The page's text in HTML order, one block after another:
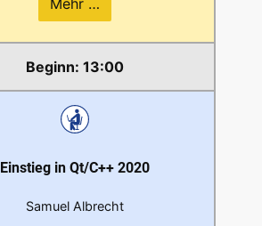
13:00
Einstieg in Qt/C++ 2020
Samuel Albrecht